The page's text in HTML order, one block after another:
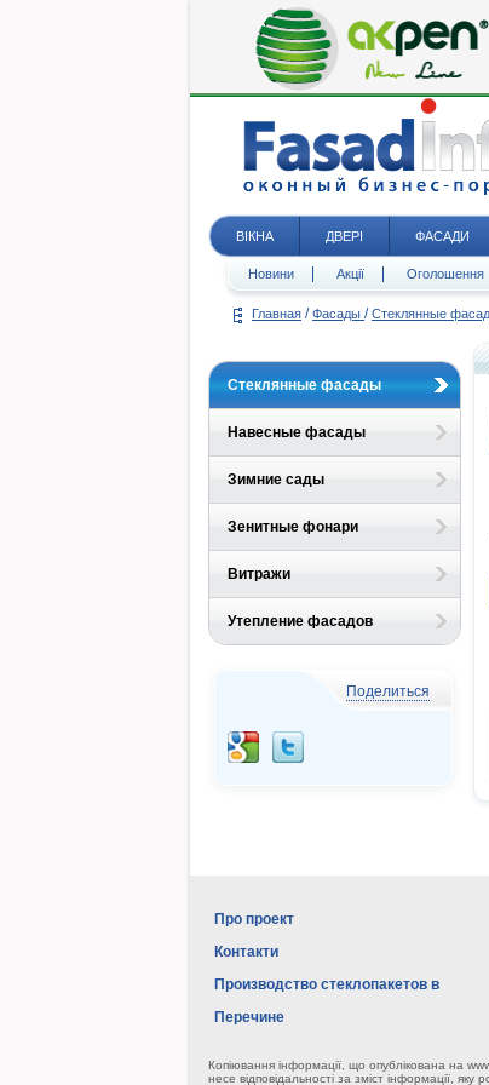
ВІКНА ДВЕРІ ФАСАДИ
Новини Акції Оголошення
Главная / Фасады / Стеклянные
Стеклянные фасады
Навесные фасады
Зимние сады
Зенитные фонари
Витражи
Утепление фасадов
Поделиться
Про проект
Контакти
Производство стеклопакетов в
Перечине
Копіювання інформації, що опублікована на
несе відповідальності за зміст інформації, яку